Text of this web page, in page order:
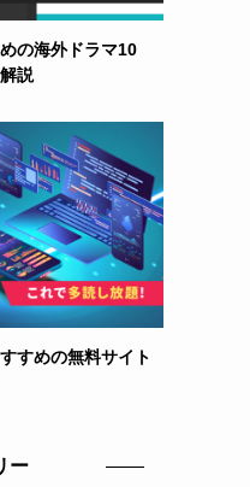
の海外ドラマ10
説
すめの無料サイト
ー